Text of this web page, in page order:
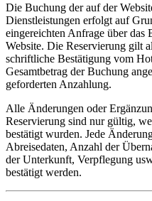
Die Buchung der auf der
Dienstleistungen erfolgt auf
eingereichten Anfrage über
Website. Die Reservierung gilt
schriftliche Bestätigung vom
Gesamtbetrag der Buchung
geforderten Anzahlung.
Alle Änderungen oder
Reservierung sind nur gültig,
bestätigt wurden. Jede
Abreisedaten, Anzahl der
der Unterkunft, Verpflegung
bestätigt werden.